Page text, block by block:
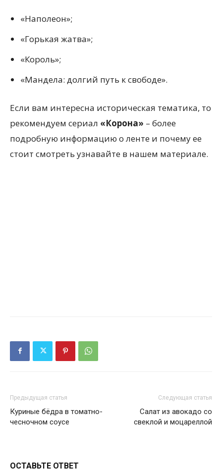
«Наполеон»;
«Горькая жатва»;
«Король»;
«Мандела: долгий путь к свободе».
Если вам интересна историческая тематика, то
рекомендуем сериал «Корона» – более
подробную информацию о ленте и почему ее
стоит смотреть узнавайте в нашем материале.
Предыдущая статья
Куриные бёдра в томатно-
чесночном соусе
Следующая статья
Салат из авокадо со
свеклой и моцареллой
ОСТАВЬТЕ ОТВЕТ